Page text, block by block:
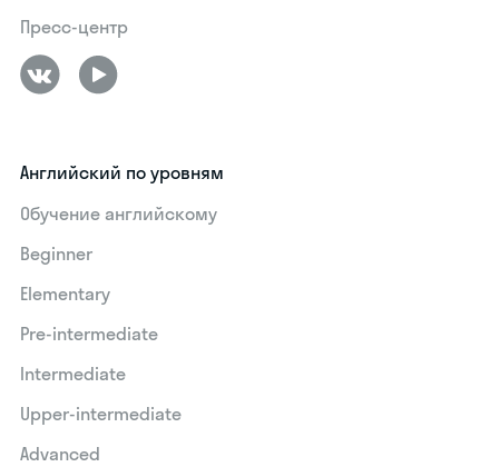
Пресс-центр
Английский по уровням
Обучение английскому
Beginner
Elementary
Pre-intermediate
Intermediate
Upper-intermediate
Advanced